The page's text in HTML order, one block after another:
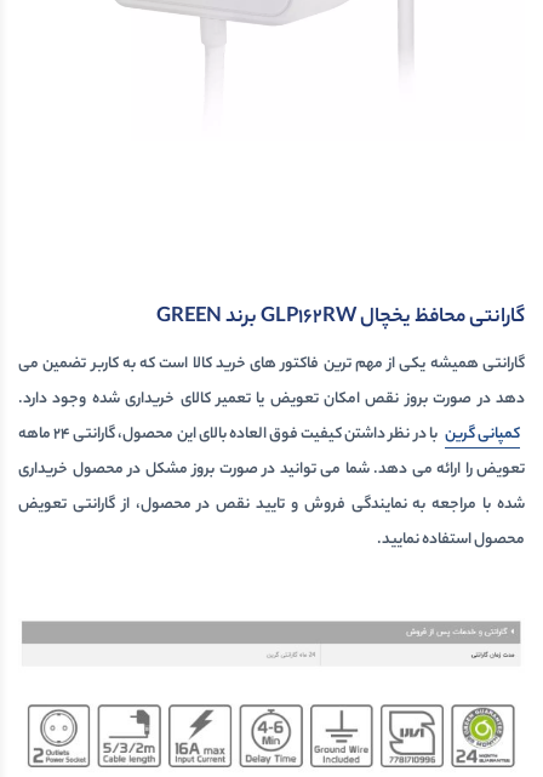
گارانتی محافظ یخچال GLP162RW برند GREEN
گارانتی همیشه یکی از مهم ترین فاکتور های خرید کالا است که به کاربر تضمین می
دهد در صورت بروز نقص امکان تعویض یا تعمیر کالای خریداری شده وجود دارد.
کمپانی گرین
با در نظر داشتن کیفیت فوق العاده بالای این محصول، گارانتی 24 ماهه
تعویض را ارائه می دهد. شما می توانید در صورت بروز مشکل در محصول خریداری
شده با مراجعه به نمایندگی فروش و تایید نقص در محصول، از گارانتی تعویض
محصول استفاده نمایید.